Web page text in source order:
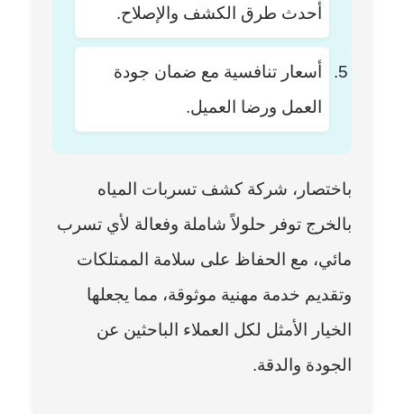
أحدث طرق الكشف والإصلاح.
أسعار تنافسية مع ضمان جودة
العمل ورضا العميل.
باختصار، شركة كشف تسربات المياه
بالخرج توفر حلولاً شاملة وفعالة لأي تسرب
مائي، مع الحفاظ على سلامة الممتلكات
وتقديم خدمة مهنية موثوقة، مما يجعلها
الخيار الأمثل لكل العملاء الباحثين عن
الجودة والدقة.